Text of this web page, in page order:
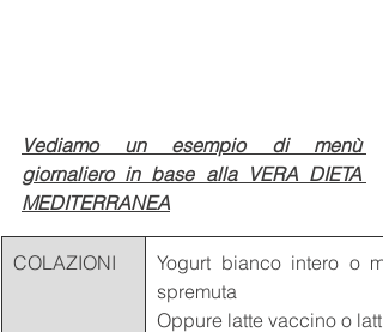
Vediamo un esempio di menù
giornaliero in base alla VERA DIETA
MEDITERRANEA
COLAZIONI
Yogurt bianco intero o
spremuta
Oppure latte vaccino o